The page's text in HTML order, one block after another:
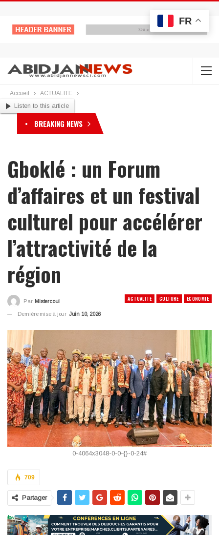
Accueil ACTUALITE
Listen to this article
BREAKING NEWS
Gboklé : un Forum
d’affaires et un festival
culturel pour accélérer
l’attractivité de la
région
ACTUALITE CULTURE ECONOMIE
Par Mistercoul
Dernière mise à jour Juin 10, 2026
0-4064x3048-0-0-{}-0-24#
709
Partager
FR